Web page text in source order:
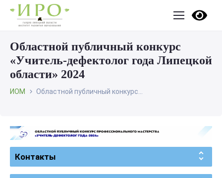
Областной публичный конкурс
«Учитель-дефектолог года Липецкой
области» 2024
ИОМ Областной публичный конкурс...
Контакты